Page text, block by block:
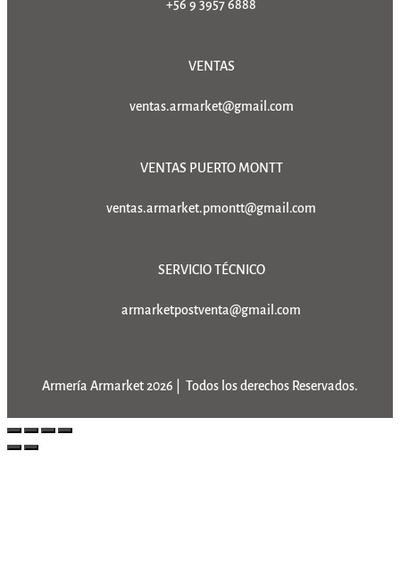
+56 9 3957 6888
VENTAS
ventas.armarket@gmail.com
VENTAS PUERTO MONTT
ventas.armarket.pmontt@gmail.com
SERVICIO TÉCNICO
armarketpostventa@gmail.com
Armería Armarket 2026 | Todos los derechos Reservados.